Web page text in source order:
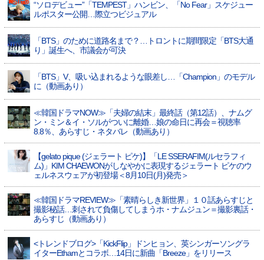
“ソロデビュー”「TEMPEST」ハンビン、「No Fear」スケジュー
ルポスター公開…際立つビジュアル
「BTS」のために道路名まで？…トロントに期間限定「BTS大通
り」誕生へ、市議会が可決
「BTS」V、吸い込まれるような眼差し…「Champion」のモデル
に（動画あり）
≪韓国ドラマNOW≫「夫婦の結末」最終話（第12話）、ナムグ
ン・ミン＆イ・ソルがついに離婚…娘の命日に再会＝視聴率
8.8％、あらすじ・ネタバレ（動画あり）
【gelato pique (ジェラート ピケ)】「LE SSERAFIM(ルセラフィ
ム)」KIM CHAEWONがしなやかに表現するジェラート ピケのウ
ェルネスウェアが初登場＜8月10日(月)発売＞
≪韓国ドラマREVIEW≫「素晴らしき新世界」１０話あらすじと
撮影秘話…刺されて負傷してしまうホ・ナムジュン＝撮影裏話・
あらすじ（動画あり）
<トレンドブログ>「KickFlip」ドンヒョン、英シンガーソングラ
イターEthamとコラボ…14日に新曲「Breeze」をリリース